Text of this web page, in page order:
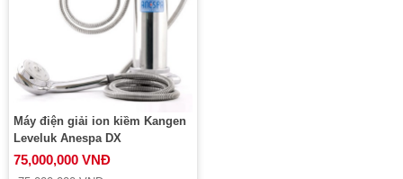
Máy điện giải ion kiềm Kangen
Leveluk Anespa DX
75,000,000 VNĐ